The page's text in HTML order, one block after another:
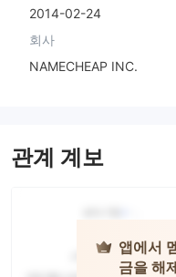
2014-02-24
회사
NAMECHEAP INC.
관계 계보
앱에서
금을 해